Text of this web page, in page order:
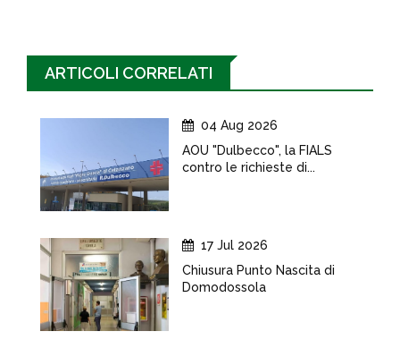
ARTICOLI CORRELATI
04 Aug 2026
AOU "Dulbecco", la FIALS
contro le richieste di...
17 Jul 2026
Chiusura Punto Nascita di
Domodossola